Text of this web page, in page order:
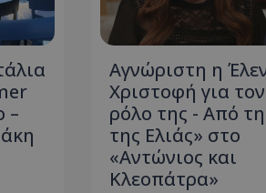
–
Αγνώριστη η
Χριστοφή για
ρόλο της - Από
της Ελιάς» στο
«Αντώνιος και
Κλεοπάτρα»
YouTube
5 μήνες 4
εβδομάδες
29 λεπτά 58